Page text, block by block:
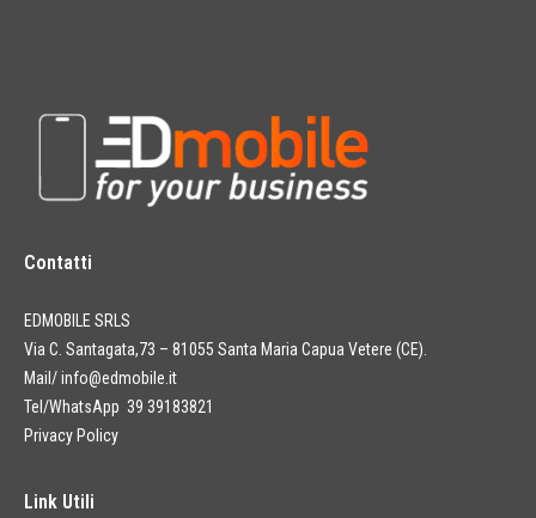
Contatti
EDMOBILE SRLS
Via C. Santagata,73 – 81055 Santa Maria Capua Vetere (CE).
Mail/info@edmobile.it
Tel/WhatsApp 39 39183821
Privacy Policy
Link Utili